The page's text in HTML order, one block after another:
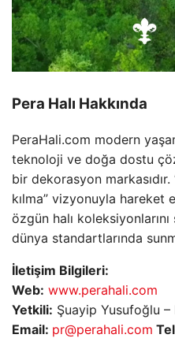
Pera Halı Hakkında
PeraHali.com modern
teknoloji ve doğa dostu
bir dekorasyon markasıdır.
kılma” vizyonuyla hareket
özgün halı
dünya standartlarında
İletişim Bilgileri:
Web: www.perahali.com
Yetkili: Şuayip Yusufoğlu
Email: pr@perahali.com